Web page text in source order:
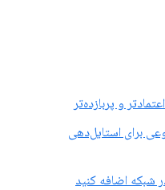
برای استایل‌دهی
شبکه اضافه کنید